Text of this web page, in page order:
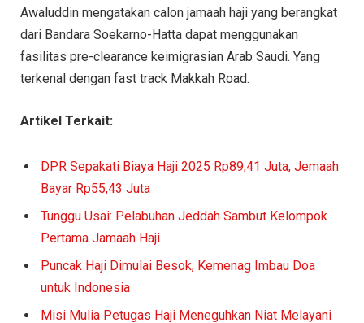
Awaluddin mengatakan calon jamaah haji yang berangkat
dari Bandara Soekarno-Hatta dapat menggunakan
fasilitas pre-clearance keimigrasian Arab Saudi. Yang
terkenal dengan fast track Makkah Road.
Artikel Terkait:
DPR Sepakati Biaya Haji 2025 Rp89,41 Juta, Jemaah
Bayar Rp55,43 Juta
Tunggu Usai: Pelabuhan Jeddah Sambut Kelompok
Pertama Jamaah Haji
Puncak Haji Dimulai Besok, Kemenag Imbau Doa
untuk Indonesia
Misi Mulia Petugas Haji Meneguhkan Niat Melayani